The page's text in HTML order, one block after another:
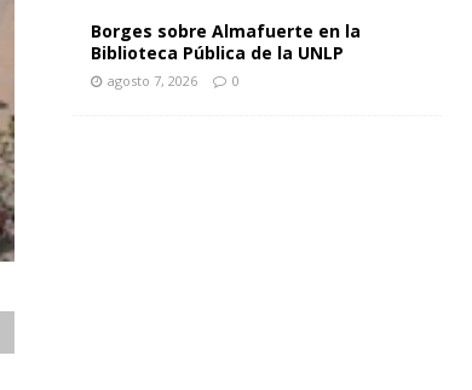
Borges sobre Almafuerte en la
Biblioteca Pública de la UNLP
agosto 7, 2026 0